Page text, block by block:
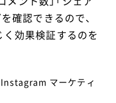
確認できるので、
効果検証するのを
Instagram マーケティ